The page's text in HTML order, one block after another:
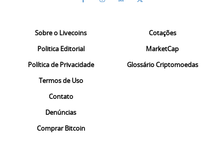
Sobre o Livecoins
Politica Editorial
Política de Privacidade
Termos de Uso
Contato
Denúncias
Comprar Bitcoin
Cotações
MarketCap
Glossário Criptomoedas